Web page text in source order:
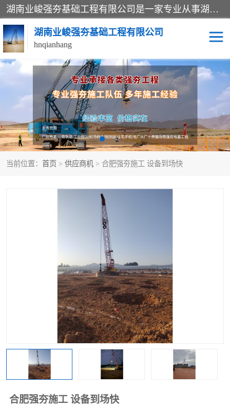
湖南业峻强夯基础工程有限公司是一家专业从事湖南强夯基础工程、强夯机租赁，地基处理的施工单位。业务覆盖：湖南、广东，江西等地。可承接1000KN.m-25000KN.m强夯（置换）工程。公司创始人是国内较早期从事强夯施工的建设者，经过多年的一步一个脚印的发展，在行业内具有较高的度和良好的口碑。
湖南业峻强夯基础工程有限公司
hnqianhang
当前位置： 首页 > 供应商机 > 合肥强夯施工 设备到场快
合肥强夯施工 设备到场快
强夯施工案例 强夯机租赁
强夯施工工程 强夯施工队伍
强夯队伍